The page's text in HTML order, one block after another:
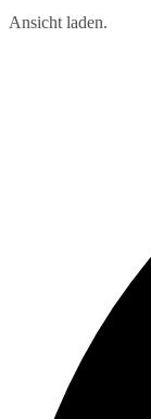
Ansicht laden.